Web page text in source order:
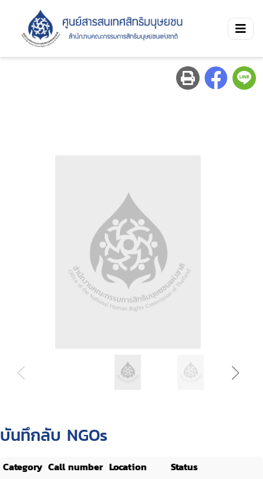
บันทึกลับ NGOs
Category Call number Location
Status